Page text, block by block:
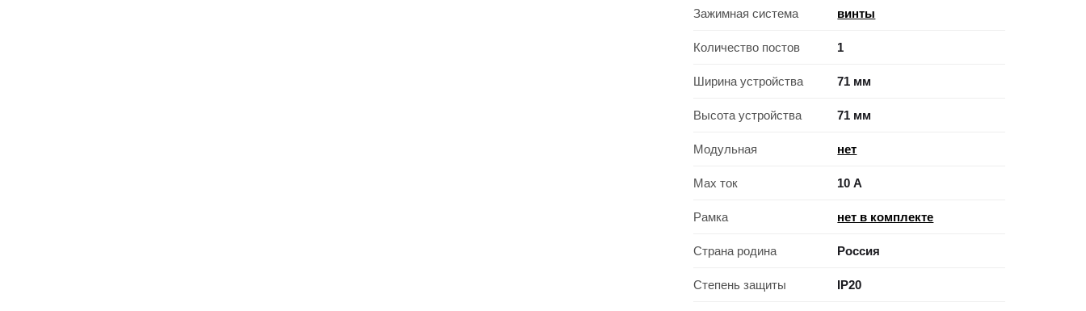
Зажимная система винты
Количество постов 1
Ширина устройства 71 мм
Высота устройства 71 мм
Модульная нет
Max ток 10 А
Рамка нет в комплекте
Страна родина Россия
Степень защиты IP20